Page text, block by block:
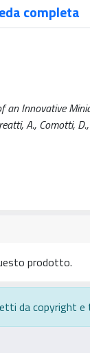
completa
an Innovative
A., Comotti,
prodotto.
da copyright